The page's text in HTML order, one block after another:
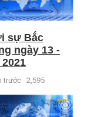
sự Bắc
ngày 13 -
2021
trước 2,595